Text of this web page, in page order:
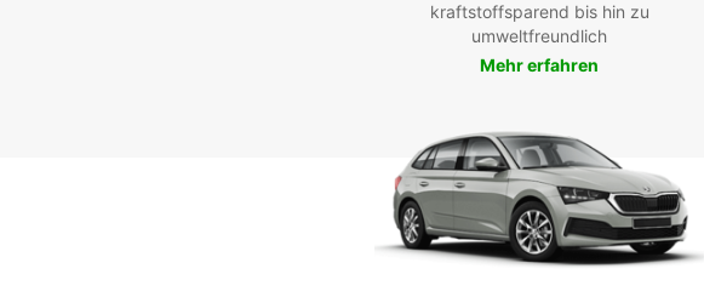
kraftstoffsparend bis hin zu
umweltfreundlich
Mehr erfahren